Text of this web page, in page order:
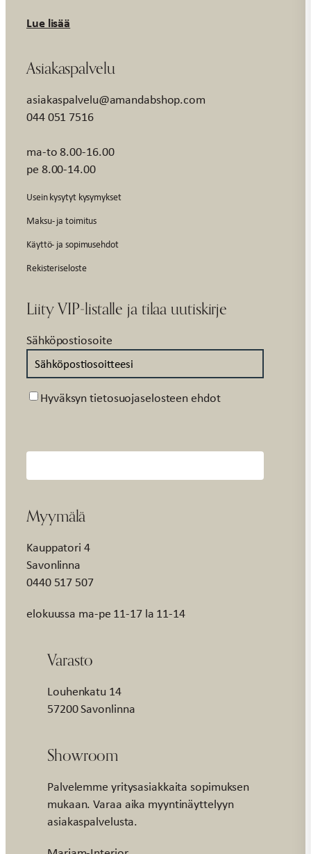
Lue lisää
Asiakaspalvelu
asiakaspalvelu@amandabshop.com
044 051 7516
ma-to 8.00-16.00
pe 8.00-14.00
Usein kysytyt kysymykset
Maksu- ja toimitus
Käyttö- ja sopimusehdot
Rekisteriseloste
Liity VIP-listalle ja tilaa uutiskirje
Sähköpostiosoite
Suostumus
Hyväksyn tietosuojaselosteen ehdot
Myymälä
Kauppatori 4
Savonlinna
0440 517 507
elokuussa ma-pe 11-17 la 11-14
Varasto
Louhenkatu 14
57200 Savonlinna
Showroom
Palvelemme yritysasiakkaita sopimuksen
mukaan. Varaa aika myyntinäyttelyyn
asiakaspalvelusta.